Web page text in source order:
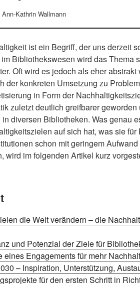
Kathrin Wallmann
ist ein Begriff, der uns derzeit
Bibliothekswesen wird das Thema
Oft wird es jedoch als eher
der konkreten Umsetzung zu
in Form der
zuletzt deutlich greifbarer
in diversen Bibliotheken. Was genau
auf sich hat, was sie
schon mit geringem
wird im folgenden Artikel kurz
die Welt verändern – die
und Potenzial der Ziele für
eines Engagements für mehr
– Inspiration, Unterstützung,
für den ersten Schritt in